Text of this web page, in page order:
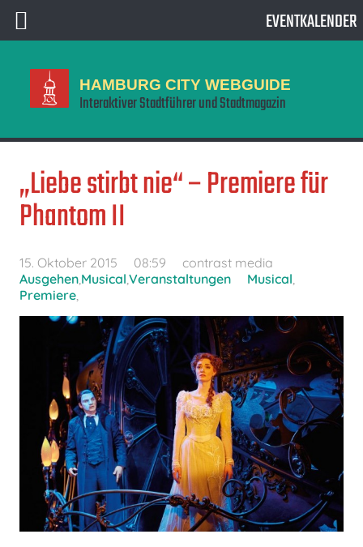
HAMBURG CITY WEBGUIDE
Interaktiver Stadtführer und Stadtmagazin
„Liebe stirbt nie“ – Premiere für
Phantom II
15. Oktober 2015 08:59
contrast media
Ausgehen Musical Veranstaltungen Musical
Premiere
EVENTKALENDER